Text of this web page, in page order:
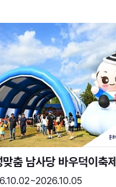
춤 남사당 바우덕이축제